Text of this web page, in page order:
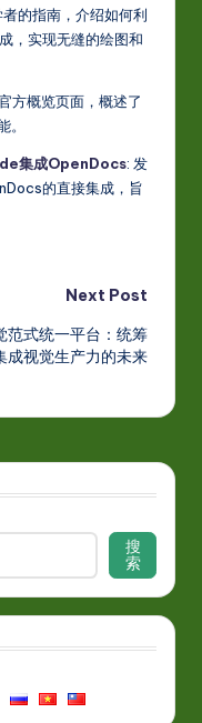
的指南，介绍如何利
，实现无缝的绘图和
方概览页面，概述了
集成OpenDocs: 发
的直接集成，旨
Next Post
范式统一平台：统筹
成视觉生产力的未来
搜
索